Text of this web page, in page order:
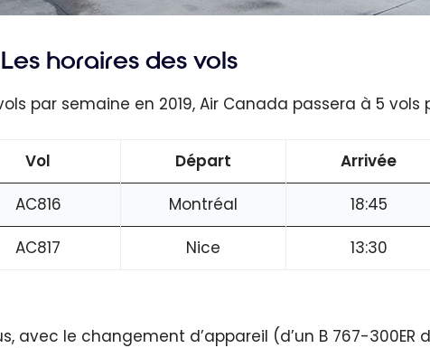
Les horaires des vols
par semaine en 2019, Air Canada passera à 5 vols
Vol Départ
Arrivée
AC816
Montréal 18:45
AC817
Nice 13:30
avec le changement d’appareil (d’un B 767-300ER